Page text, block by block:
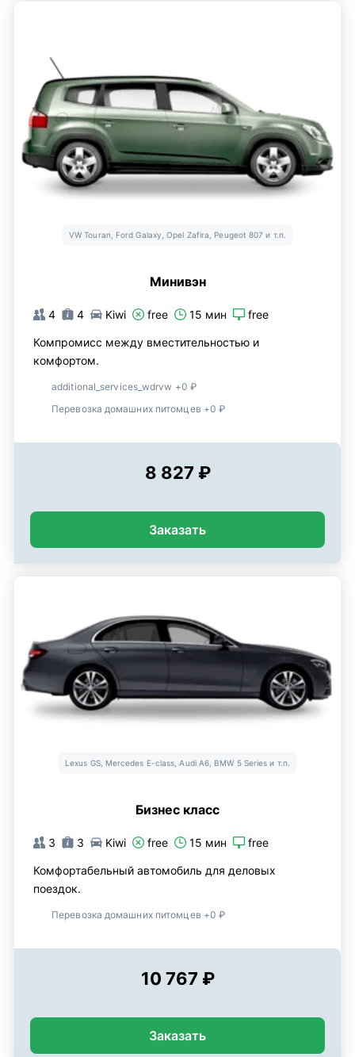
VW Touran, Ford Galaxy, Opel Zafira, Peugeot 807 и т.п.
Минивэн
4 4 Kiwi free 15 мин free
Компромисс между вместительностью и
комфортом.
additional_services_wdrvw +0 ₽
Перевозка домашних питомцев +0 ₽
8 827 ₽
Заказать
Lexus GS, Mercedes E-class, Audi A6, BMW 5 Series и т.п.
Бизнес класс
3 3 Kiwi free 15 мин free
Комфортабельный автомобиль для деловых
поездок.
Перевозка домашних питомцев +0 ₽
10 767 ₽
Заказать